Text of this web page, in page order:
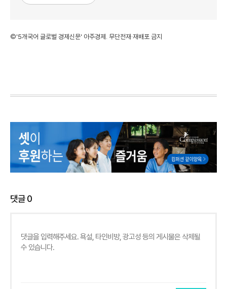
©'5개국어 글로벌 경제신문' 아주경제. 무단전재·재배포 금지
댓글0